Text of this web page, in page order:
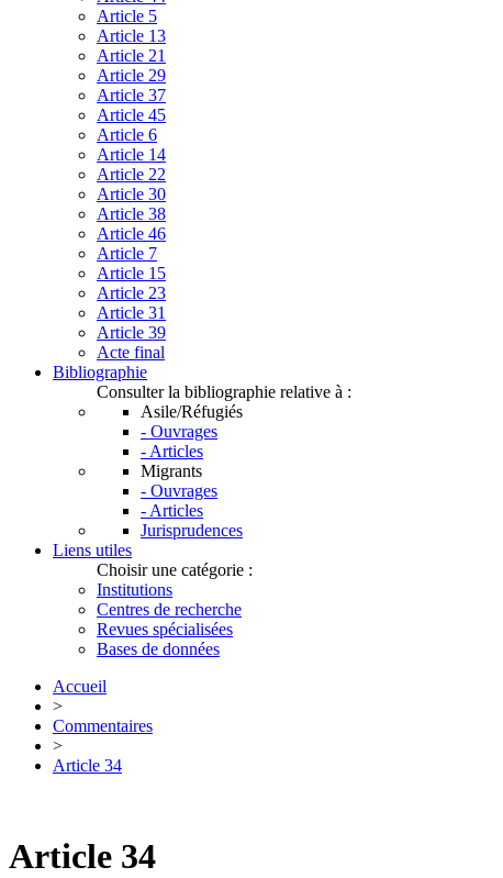
Article 5
Article 13
Article 21
Article 29
Article 37
Article 45
Article 6
Article 14
Article 22
Article 30
Article 38
Article 46
Article 7
Article 15
Article 23
Article 31
Article 39
Acte final
Bibliographie
Consulter la bibliographie relative à :
Asile/Réfugiés
- Ouvrages
- Articles
Migrants
- Ouvrages
- Articles
Jurisprudences
Liens utiles
Choisir une catégorie :
Institutions
Centres de recherche
Revues spécialisées
Bases de données
Accueil
>
Commentaires
>
Article 34
Article 34